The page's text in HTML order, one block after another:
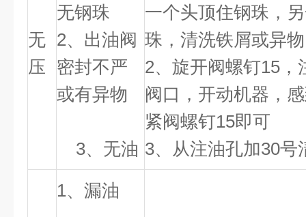
无
压
无钢珠
2、出油阀
密封不严
或有异物
3、无油
一个头顶住钢珠，
珠，清洗铁屑或异
2、旋开阀螺钉15，
阀口，开动机器，
紧阀螺钉15即可
3、从注油孔加30号
1、漏油